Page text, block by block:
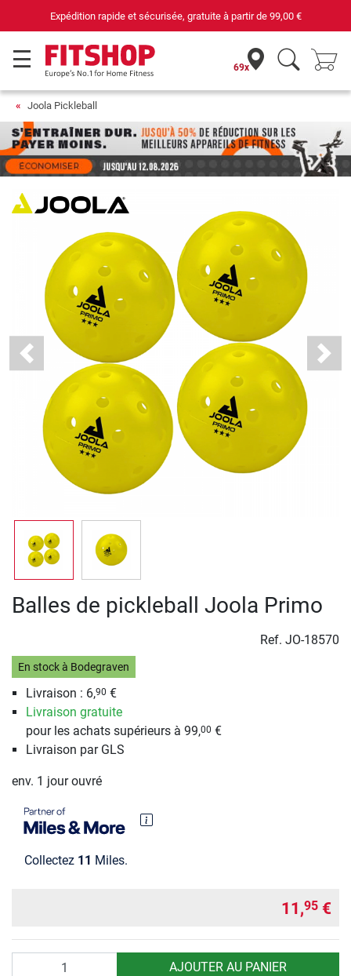
Expédition rapide et sécurisée, gratuite à partir de 99,00 €
69x
Joola Pickleball
Previous Next
Balles de pickleball Joola Primo
Ref. JO-18570
En stock à Bodegraven
Livraison : 6,90 €
Livraison gratuite
pour les achats supérieurs à 99,00 €
Livraison par GLS
env. 1 jour ouvré
Collectez 11 Miles.
11,95 €
AJOUTER AU PANIER